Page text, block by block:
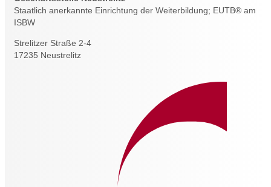
Staatlich anerkannte Einrichtung der Weiterbildung; EUTB® am
ISBW
Strelitzer Straße 2-4
17235 Neustrelitz